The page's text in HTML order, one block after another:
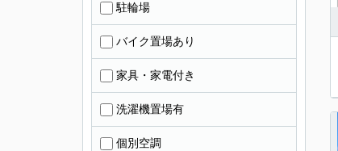
駐輪場
バイク置場あり
家具・家電付き
洗濯機置場有
個別空調